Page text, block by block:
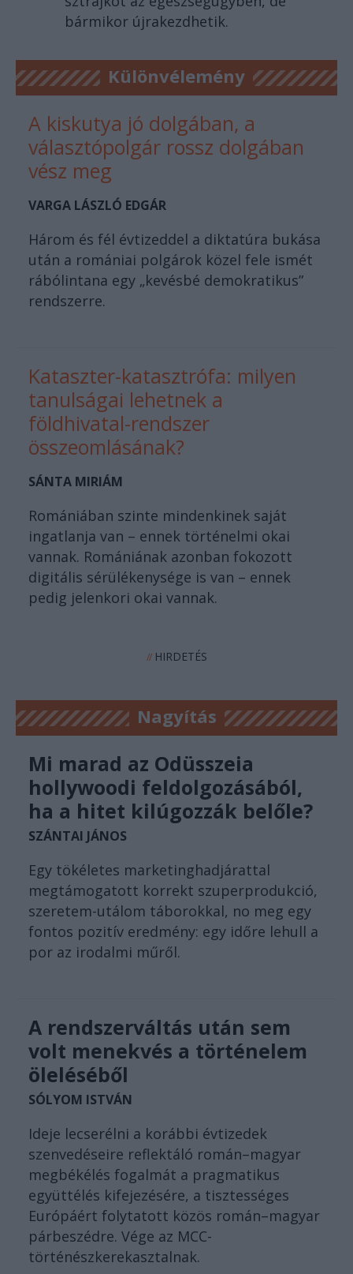
bármikor újrakezdhetik.
Különvélemény
A kiskutya jó dolgában, a
választópolgár rossz dolgában
vész meg
VARGA LÁSZLÓ EDGÁR
Három és fél évtizeddel a diktatúra bukása
után a romániai polgárok közel fele ismét
rábólintana egy „kevésbé demokratikus”
rendszerre.
Kataszter-katasztrófa: milyen
tanulságai lehetnek a
földhivatal-rendszer
összeomlásának?
SÁNTA MIRIÁM
Romániában szinte mindenkinek saját
ingatlanja van – ennek történelmi okai
vannak. Romániának azonban fokozott
digitális sérülékenysége is van – ennek
pedig jelenkori okai vannak.
//HIRDETÉS
Nagyítás
Mi marad az Odüsszeia
hollywoodi feldolgozásából,
ha a hitet kilúgozzák belőle?
SZÁNTAI JÁNOS
Egy tökéletes marketinghadjárattal
megtámogatott korrekt szuperprodukció,
szeretem-utálom táborokkal, no meg egy
fontos pozitív eredmény: egy időre lehull a
por az irodalmi műről.
A rendszerváltás után sem
volt menekvés a történelem
öleléséből
SÓLYOM ISTVÁN
Ideje lecserélni a korábbi évtizedek
szenvedéseire reflektáló román–magyar
megbékélés fogalmát a pragmatikus
együttélés kifejezésére, a tisztességes
Európáért folytatott közös román–magyar
párbeszédre. Vége az MCC-
történészkerekasztalnak.